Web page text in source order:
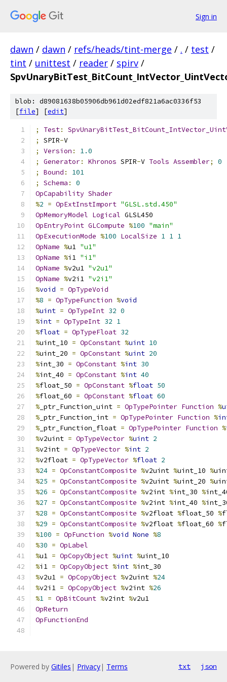
Sign in
dawn / dawn / refs/heads/tint-merge / . / test /
tint / unittest / reader / spirv /
blob: d89081638b05906db961d02edf821a6ac0336f53
[file] [edit]
; Test:
;
SPIR-V
;
Version :
1.0
;
Generator: Khronos SPIR-V Tools Assembler;
0
;
Bound :
101
;
Schema :
0
OpCapability Shader
%2 = OpExtInstImport "GLSL.std.450"
OpMemoryModel Logical GLSL450
OpEntryPoint GLCompute %100 "main"
OpExecutionMode %100 LocalSize 1 1 1
OpName %u1 "u1"
OpName %i1 "i1"
OpName %v2u1 "v2u1"
OpName %v2i1 "v2i1"
%void = OpTypeVoid
%8 = OpTypeFunction %void
%uint = OpTypeInt 32 0
%int = OpTypeInt 32 1
%float = OpTypeFloat 32
%uint_10 = OpConstant %uint 10
%uint_20 = OpConstant %uint 20
%int_30 = OpConstant %int 30
%int_40 = OpConstant %int 40
%float_50 = OpConstant %float 50
%float_60 = OpConstant %float 60
% _ptr_Function_uint = OpTypePointer Function %
% _ptr_Function_int = OpTypePointer Function %
% _ptr_Function_float = OpTypePointer Function %
%v2uint = OpTypeVector %uint 2
%v2int = OpTypeVector %int 2
%v2float = OpTypeVector %float 2
%24 = OpConstantComposite %v2uint %uint_10 %
%25 = OpConstantComposite %v2uint %uint_20 %
%26 = OpConstantComposite %v2int %int_30 %
%27 = OpConstantComposite %v2int %int_40 %
%28 = OpConstantComposite %v2float %float_50 %
%29 = OpConstantComposite %v2float %float_60 %
%100 = OpFunction %void None %8
%30 = OpLabel
%u1 = OpCopyObject %uint %uint_10
%i1 = OpCopyObject %int %int_30
%v2u1 = OpCopyObject %v2uint %24
%v2i1 = OpCopyObject %v2int %26
%1 = OpBitCount %v2int %v2u1
OpReturn
OpFunctionEnd
Powered by Gitiles | Privacy| Terms txt json